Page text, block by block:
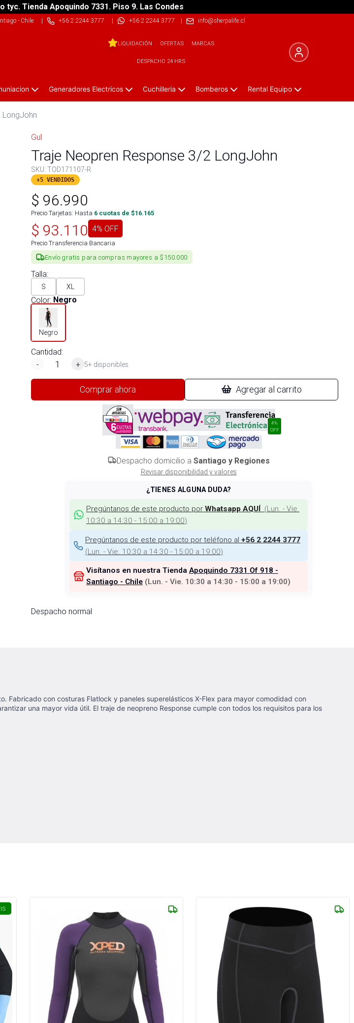
tyc. Tienda Apoquindo 7331. Piso 9. Las Condes
- Chile| +56 2 2244 3777 | +56 2 2244 3777 | info@sherpalife.cl
LIQUIDACIÓN OFERTAS MARCAS
DESPACHO 24 HRS
Generadores Electricos Cuchilleria Bomberos Rental Equipo
LongJohn
Gul
Traje Neopren Response 3/2 LongJohn
SKU: TOD171107-R
+5 VENDIDOS
$ 96.990
Precio Tarjetas: Hasta 6 cuotas de $16.165
$ 93.110 4% OFF
Precio Transferencia Bancaria
Envío gratis para compras mayores a $150.000
Talla:
S XL
Color: Negro
Negro
Cantidad:
-
+ 5+ disponibles
Comprar ahora Agregar al carrito
4%
OFF
Despacho domicilio a Santiago y Regiones
Revisar disponibilidad y valores
¿TIENES ALGUNA DUDA?
Pregúntanos de este producto por Whatsapp AQUÍ (Lun. - Vie.
10:30 a 14:30 - 15:00 a 19:00)
Pregúntanos de este producto por teléfono al +56 2 2244 3777
(Lun. - Vie. 10:30 a 14:30 - 15:00 a 19:00)
Visítanos en nuestra Tienda Apoquindo 7331 Of 918 -
Santiago - Chile (Lun. - Vie. 10:30 a 14:30 - 15:00 a 19:00)
Despacho normal
Fabricado con costuras Flatlock y paneles superelásticos X-Flex para mayor comodidad con
una mayor vida útil. El traje de neopreno Response cumple con todos los requisitos para los